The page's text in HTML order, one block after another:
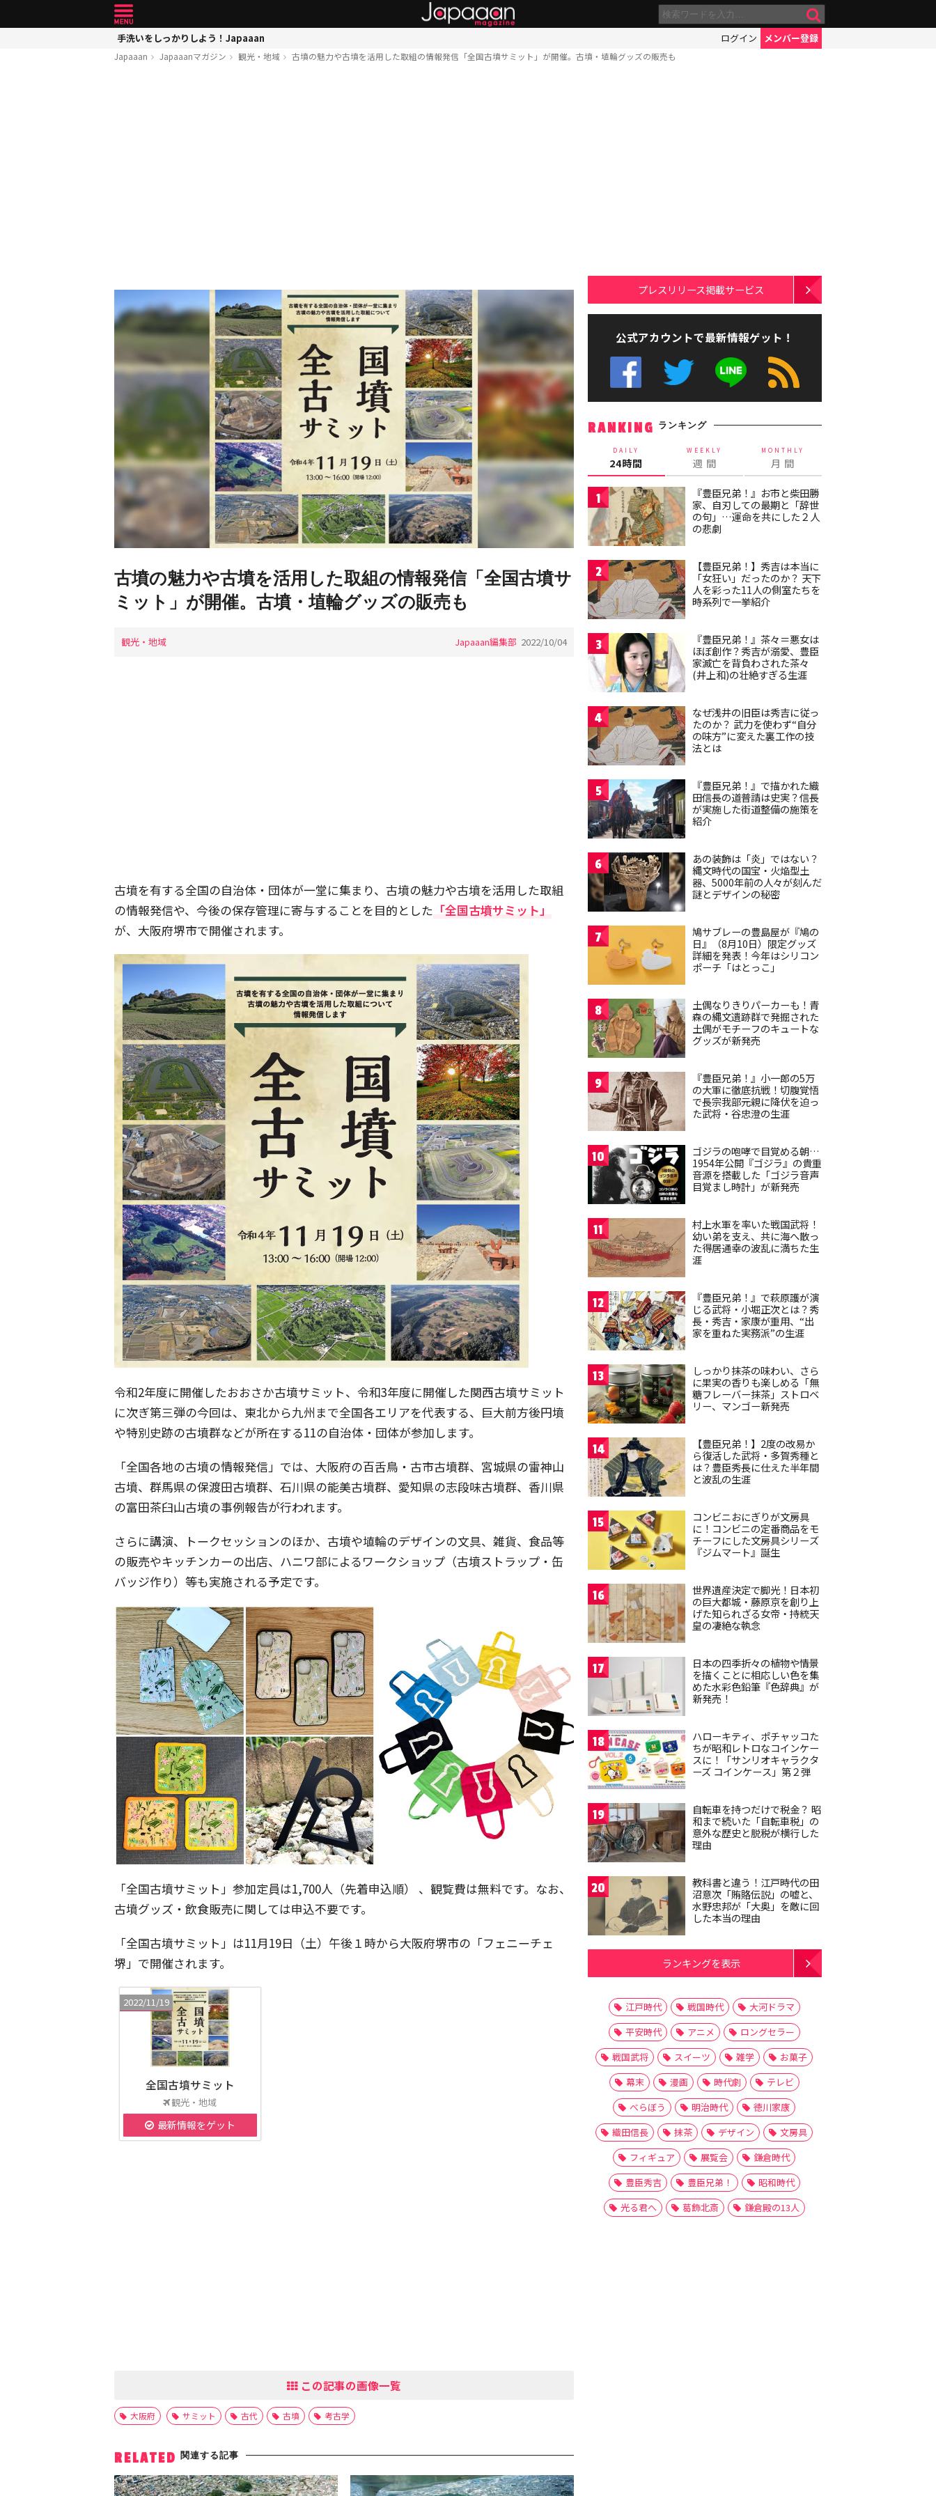
手洗いをしっかりしよう！Japaaan ログイン メンバー登録
Japaaan Japaaanマガジン 観光・地域 古墳の魅力や古墳を活用した取組の情報発信「全国古墳サミット」が開催。古墳・埴輪グッズの販売も
古墳の魅力や古墳を活用した取組の情報発信「全国古墳サ
ミット」が開催。古墳・埴輪グッズの販売も
観光・地域 Japaaan編集部 2022/10/04
古墳を有する全国の自治体・団体が一堂に集まり、古墳の魅力や古墳を活用した取組
の情報発信や、今後の保存管理に寄与することを目的とした 「全国古墳サミット」
が、大阪府堺市で開催されます。
令和2年度に開催したおおさか古墳サミット、令和3年度に開催した関西古墳サミット
に次ぎ第三弾の今回は、東北から九州まで全国各エリアを代表する、巨大前方後円墳
や特別史跡の古墳群などが所在する11の自治体・団体が参加します。
「全国各地の古墳の情報発信」では、大阪府の百舌鳥・古市古墳群、宮城県の雷神山
古墳、群馬県の保渡田古墳群、石川県の能美古墳群、愛知県の志段味古墳群、香川県
の富田茶臼山古墳の事例報告が行われます。
さらに講演、トークセッションのほか、古墳や埴輪のデザインの文具、雑貨、食品等
の販売やキッチンカーの出店、ハニワ部によるワークショップ（古墳ストラップ・缶
バッジ作り）等も実施される予定です。
「全国古墳サミット」参加定員は1,700人（先着申込順） 、観覧費は無料です。なお、
古墳グッズ・飲食販売に関しては申込不要です。
「全国古墳サミット」は11月19日（土）午後１時から大阪府堺市の「フェニーチェ
堺」で開催されます。
2022/11/19
全国古墳サミット
観光・地域
最新情報をゲット
この記事の画像一覧
大阪府 サミット 古代 古墳 考古学
RELATED 関連する記事
プレスリリース掲載サービス
公式アカウントで最新情報ゲット！
RANKING ランキング
DAILY
24時間
WEEKLY
週 間
MONTHLY
月 間
1
『豊臣兄弟！』お市と柴田勝
家、自刃しての最期と「辞世
の句」…運命を共にした２人
の悲劇
2
【豊臣兄弟！】秀吉は本当に
「女狂い」だったのか？ 天下
人を彩った11人の側室たちを
時系列で一挙紹介
3
『豊臣兄弟！』茶々＝悪女は
ほぼ創作？秀吉が溺愛、豊臣
家滅亡を背負わされた茶々
(井上和)の壮絶すぎる生涯
4
なぜ浅井の旧臣は秀吉に従っ
たのか？ 武力を使わず“自分
の味方”に変えた裏工作の技
法とは
5
『豊臣兄弟！』で描かれた織
田信長の道普請は史実？信長
が実施した街道整備の施策を
紹介
6
あの装飾は「炎」ではない？
縄文時代の国宝・火焔型土
器、5000年前の人々が刻んだ
謎とデザインの秘密
7
鳩サブレーの豊島屋が『鳩の
日』（8月10日）限定グッズ
詳細を発表！今年はシリコン
ポーチ「はとっこ」
8
土偶なりきりパーカーも！青
森の縄文遺跡群で発掘された
土偶がモチーフのキュートな
グッズが新発売
9
『豊臣兄弟！』小一郎の5万
の大軍に徹底抗戦！切腹覚悟
で長宗我部元親に降伏を迫っ
た武将・谷忠澄の生涯
10
ゴジラの咆哮で目覚める朝…
1954年公開『ゴジラ』の貴重
音源を搭載した「ゴジラ音声
目覚まし時計」が新発売
11
村上水軍を率いた戦国武将！
幼い弟を支え、共に海へ散っ
た得居通幸の波乱に満ちた生
涯
12
『豊臣兄弟！』で萩原護が演
じる武将・小堀正次とは？秀
長・秀吉・家康が重用、“出
家を重ねた実務派”の生涯
13
しっかり抹茶の味わい、さら
に果実の香りも楽しめる「無
糖フレーバー抹茶」ストロベ
リー、マンゴー新発売
14
【豊臣兄弟！】2度の改易か
ら復活した武将・多賀秀種と
は？豊臣秀長に仕えた半年間
と波乱の生涯
15
コンビニおにぎりが文房具
に！コンビニの定番商品をモ
チーフにした文房具シリーズ
『ジムマート』誕生
16
世界遺産決定で脚光！日本初
の巨大都城・藤原京を創り上
げた知られざる女帝・持統天
皇の凄絶な執念
17
日本の四季折々の植物や情景
を描くことに相応しい色を集
めた水彩色鉛筆『色辞典』が
新発売！
18
ハローキティ、ポチャッコた
ちが昭和レトロなコインケー
スに！「サンリオキャラクタ
ーズ コインケース」第２弾
19
自転車を持つだけで税金？ 昭
和まで続いた「自転車税」の
意外な歴史と脱税が横行した
理由
20
教科書と違う！江戸時代の田
沼意次「賄賂伝説」の嘘と、
水野忠邦が「大奥」を敵に回
した本当の理由
ランキングを表示
江戸時代 戦国時代
大河ドラマ
平安時代
アニメ
ロングセラー
戦国武将
スイーツ 雑学
お菓子
幕末
漫画 時代劇
テレビ
べらぼう
明治時代
徳川家康
織田信長
抹茶 デザイン
文房具
フィギュア
展覧会
鎌倉時代
豊臣秀吉
豊臣兄弟！
昭和時代
光る君へ
葛飾北斎 鎌倉殿の13人